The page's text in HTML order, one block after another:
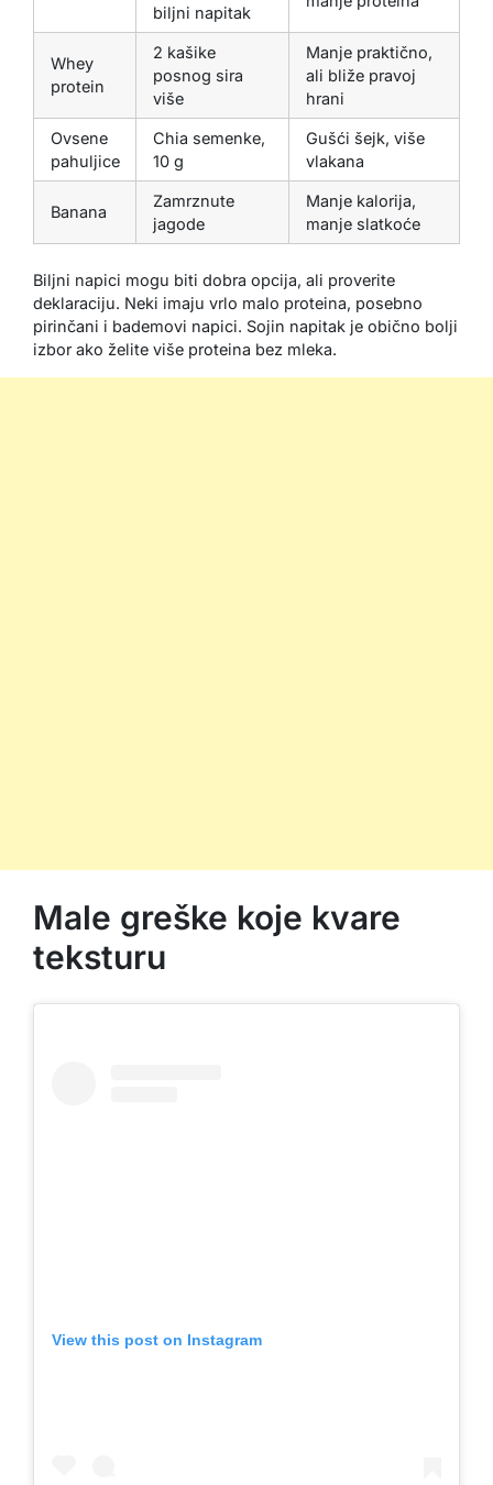
biljni napitak
Whey
protein
2 kašike
posnog sira
više
Manje praktično,
ali bliže pravoj
hrani
Ovsene
pahuljice
Chia semenke,
10 g
Gušći šejk, više
vlakana
Banana
Zamrznute
jagode
Manje kalorija,
manje slatkoće
Biljni napici mogu biti dobra opcija, ali proverite
deklaraciju. Neki imaju vrlo malo proteina, posebno
pirinčani i bademovi napici. Sojin napitak je obično bolji
izbor ako želite više proteina bez mleka.
Male greške koje kvare
teksturu
View this post on Instagram